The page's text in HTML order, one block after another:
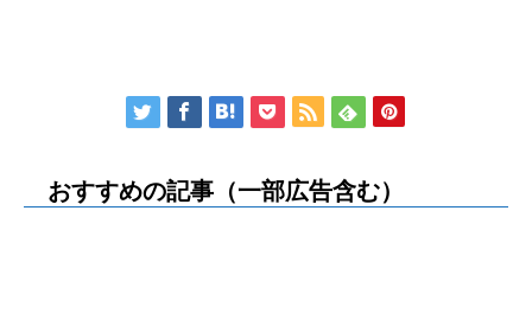
おすすめの記事（一部広告含む）